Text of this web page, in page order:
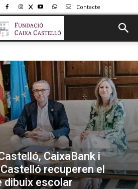
Contacte
CaixaBank i
recuperen el
dibuix escolar